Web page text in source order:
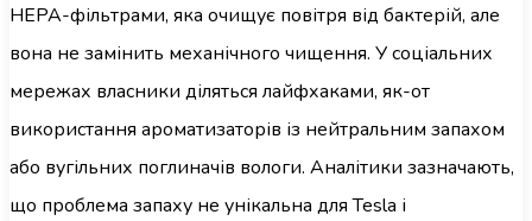
HEPA-фільтрами, яка очищує повітря від бактерій, але
вона не замінить механічного чищення. У соціальних
мережах власники діляться лайфхаками, як-от
використання ароматизаторів із нейтральним запахом
або вугільних поглиначів вологи. Аналітики зазначають,
що проблема запаху не унікальна для Tesla і